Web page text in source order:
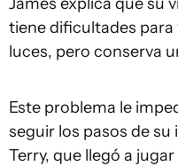
tiene dificultades para
luces, pero conserva
Este problema le
seguir los pasos de su
Terry, que llegó a